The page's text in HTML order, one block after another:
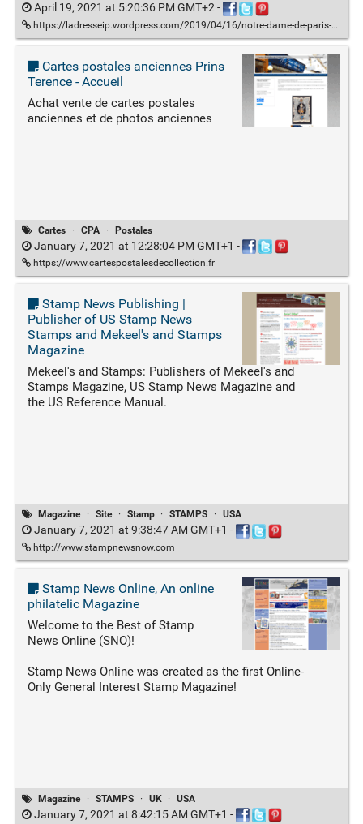
April 19, 2021 at 5:20:36 PM GMT+2 -
https://ladresseip.wordpress.com/2019/04/16/notre-dame-de-paris-gravee-dans-les-memoires-et-sur-des-timbres/
Cartes postales anciennes Prins
Terence - Accueil
Achat vente de cartes postales
anciennes et de photos anciennes
Cartes · CPA · Postales
January 7, 2021 at 12:28:04 PM GMT+1 -
https://www.cartespostalesdecollection.fr
Stamp News Publishing |
Publisher of US Stamp News
Stamps and Mekeel's and Stamps
Magazine
Mekeel's and Stamps: Publishers of Mekeel's and
Stamps Magazine, US Stamp News Magazine and
the US Reference Manual.
Magazine · Site · Stamp · STAMPS · USA
January 7, 2021 at 9:38:47 AM GMT+1 -
http://www.stampnewsnow.com
Stamp News Online, An online
philatelic Magazine
Welcome to the Best of Stamp
News Online (SNO)!
Stamp News Online was created as the first Online-
Only General Interest Stamp Magazine!
Magazine · STAMPS · UK · USA
January 7, 2021 at 8:42:15 AM GMT+1 -